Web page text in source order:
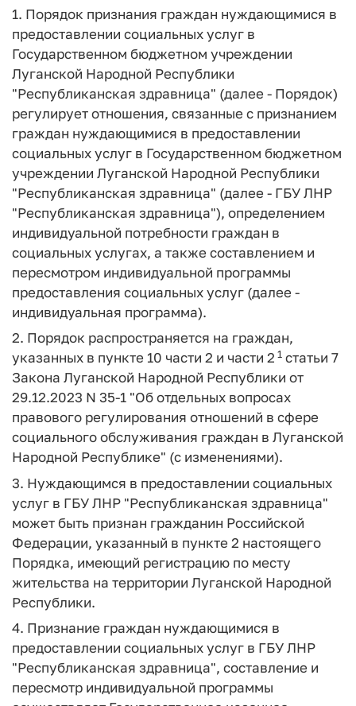
1. Порядок признания граждан нуждающимися в
предоставлении социальных услуг в
Государственном бюджетном учреждении
Луганской Народной Республики
"Республиканская здравница" (далее - Порядок)
регулирует отношения, связанные с признанием
граждан нуждающимися в предоставлении
социальных услуг в Государственном бюджетном
учреждении Луганской Народной Республики
"Республиканская здравница" (далее - ГБУ ЛНР
"Республиканская здравница"), определением
индивидуальной потребности граждан в
социальных услугах, а также составлением и
пересмотром индивидуальной программы
предоставления социальных услуг (далее -
индивидуальная программа).
2. Порядок распространяется на граждан,
указанных в пункте 10 части 2 и части 2 1 статьи 7
Закона Луганской Народной Республики от
29.12.2023 N 35-1 "Об отдельных вопросах
правового регулирования отношений в сфере
социального обслуживания граждан в Луганской
Народной Республике" (с изменениями).
3. Нуждающимся в предоставлении социальных
услуг в ГБУ ЛНР "Республиканская здравница"
может быть признан гражданин Российской
Федерации, указанный в пункте 2 настоящего
Порядка, имеющий регистрацию по месту
жительства на территории Луганской Народной
Республики.
4. Признание граждан нуждающимися в
предоставлении социальных услуг в ГБУ ЛНР
"Республиканская здравница", составление и
пересмотр индивидуальной программы